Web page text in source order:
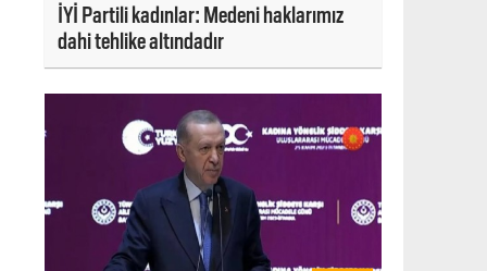
İYİ Partili kadınlar: Medeni haklarımız
dahi tehlike altındadır